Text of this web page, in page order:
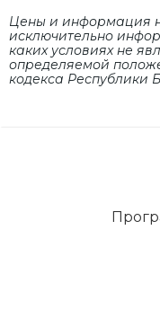
Цены и информация
исключительно
каких условиях не
определяемой
кодекса Республики